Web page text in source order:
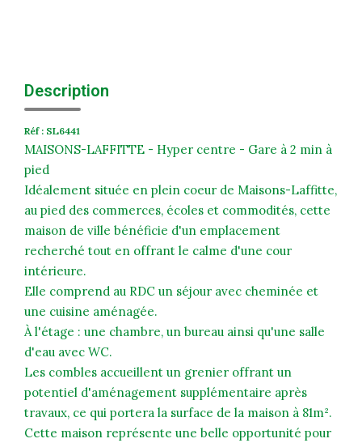
Extranet Vendeur/acquéreur
Description
Réf : SL6441
MAISONS-LAFFITTE - Hyper centre - Gare à 2 min à
pied
Idéalement située en plein coeur de Maisons-Laffitte,
au pied des commerces, écoles et commodités, cette
maison de ville bénéficie d'un emplacement
recherché tout en offrant le calme d'une cour
intérieure.
Elle comprend au RDC un séjour avec cheminée et
une cuisine aménagée.
À l'étage : une chambre, un bureau ainsi qu'une salle
d'eau avec WC.
Les combles accueillent un grenier offrant un
potentiel d'aménagement supplémentaire après
travaux, ce qui portera la surface de la maison à 81m².
Cette maison représente une belle opportunité pour